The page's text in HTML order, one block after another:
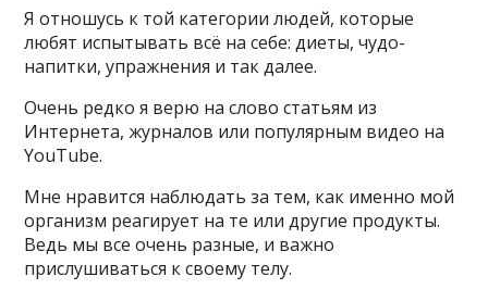
Я отношусь к той категории людей, которые
любят испытывать всё на себе: диеты, чудо-
напитки, упражнения и так далее.
Очень редко я верю на слово статьям из
Интернета, журналов или популярным видео на
YouTube.
Мне нравится наблюдать за тем, как именно мой
организм реагирует на те или другие продукты.
Ведь мы все очень разные, и важно
прислушиваться к своему телу.